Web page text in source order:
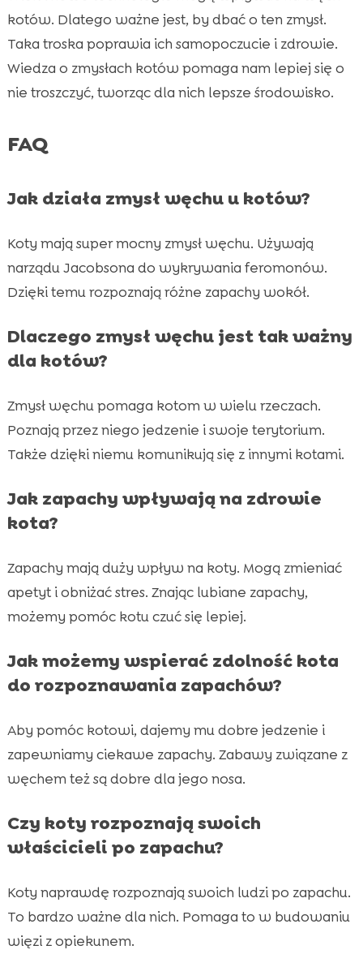
kotów. Dlatego ważne jest, by dbać o ten zmysł.
Taka troska poprawia ich samopoczucie i zdrowie.
Wiedza o zmysłach kotów pomaga nam lepiej się o
nie troszczyć, tworząc dla nich lepsze środowisko.
FAQ
Jak działa zmysł węchu u kotów?
Koty mają super mocny zmysł węchu. Używają
narządu Jacobsona do wykrywania feromonów.
Dzięki temu rozpoznają różne zapachy wokół.
Dlaczego zmysł węchu jest tak ważny
dla kotów?
Zmysł węchu pomaga kotom w wielu rzeczach.
Poznają przez niego jedzenie i swoje terytorium.
Także dzięki niemu komunikują się z innymi kotami.
Jak zapachy wpływają na zdrowie
kota?
Zapachy mają duży wpływ na koty. Mogą zmieniać
apetyt i obniżać stres. Znając lubiane zapachy,
możemy pomóc kotu czuć się lepiej.
Jak możemy wspierać zdolność kota
do rozpoznawania zapachów?
Aby pomóc kotowi, dajemy mu dobre jedzenie i
zapewniamy ciekawe zapachy. Zabawy związane z
węchem też są dobre dla jego nosa.
Czy koty rozpoznają swoich
właścicieli po zapachu?
Koty naprawdę rozpoznają swoich ludzi po zapachu.
To bardzo ważne dla nich. Pomaga to w budowaniu
więzi z opiekunem.